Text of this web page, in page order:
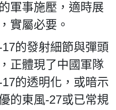
軍事施壓，適時展
實屬必要。
的發射細節與彈頭
正體現了中國軍隊
的透明化，或暗示
的東風-27或已常規